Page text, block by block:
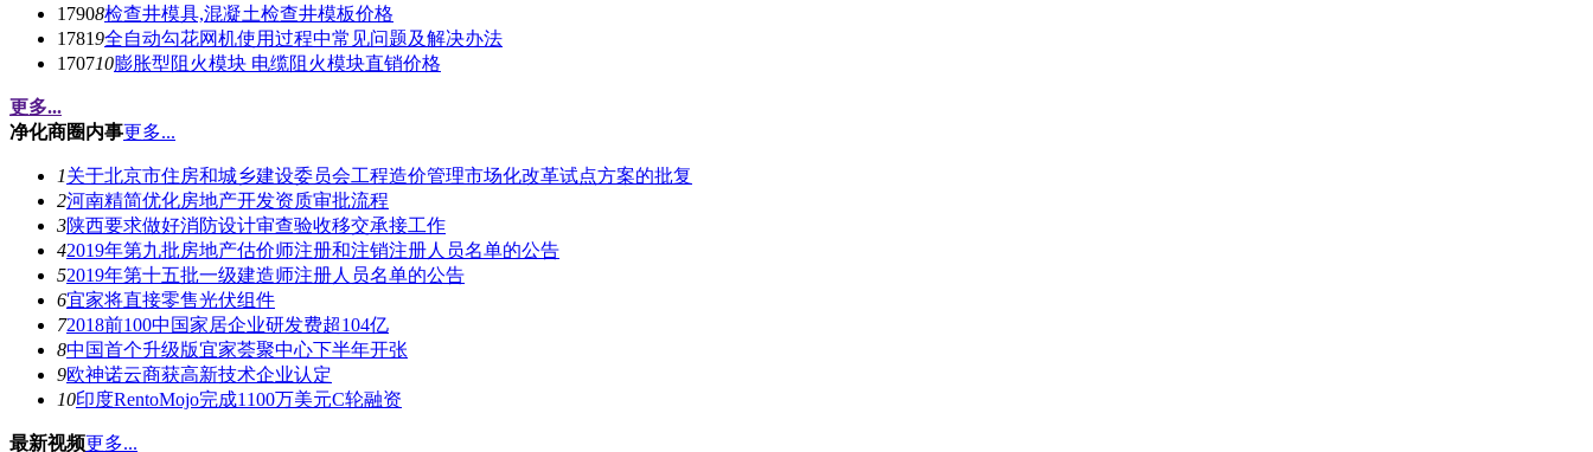
17908检查井模具,混凝土检查井模板价格
17819全自动勾花网机使用过程中常见问题及解决办法
170710膨胀型阻火模块 电缆阻火模块直销价格
更多...
净化商圈内事更多...
1关于北京市住房和城乡建设委员会工程造价管理市场化改革试点方案的批复
2河南精简优化房地产开发资质审批流程
3陕西要求做好消防设计审查验收移交承接工作
42019年第九批房地产估价师注册和注销注册人员名单的公告
52019年第十五批一级建造师注册人员名单的公告
6宜家将直接零售光伏组件
72018前100中国家居企业研发费超104亿
8中国首个升级版宜家荟聚中心下半年开张
9欧神诺云商获高新技术企业认定
10印度RentoMojo完成1100万美元C轮融资
最新视频更多...